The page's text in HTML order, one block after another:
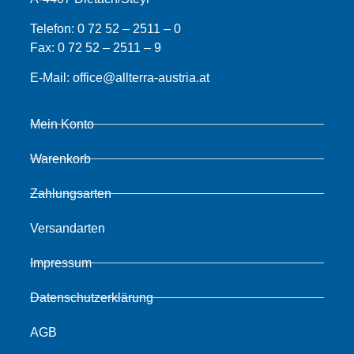
Telefon:0 72 52 – 2511 – 0
Fax:0 72 52 – 2511 – 9
E-Mail:office@allterra-austria.at
Mein Konto
Warenkorb
Zahlungsarten
Versandarten
Impressum
Datenschutzerklärung
AGB